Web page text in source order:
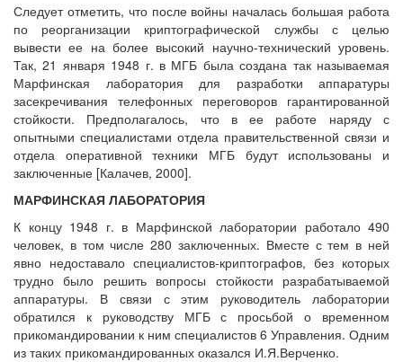
Следует отметить, что после войны началась большая работа
по реорганизации криптографической службы с целью
вывести ее на более высокий научно-технический уровень.
Так, 21 января 1948 г. в МГБ была создана так называемая
Марфинская лаборатория для разработки аппаратуры
засекречивания телефонных переговоров гарантированной
стойкости. Предполагалось, что в ее работе наряду с
опытными специалистами отдела правительственной связи и
отдела оперативной техники МГБ будут использованы и
заключенные [Калачев, 2000].
МАРФИНСКАЯ ЛАБОРАТОРИЯ
К концу 1948 г. в Марфинской лаборатории работало 490
человек, в том числе 280 заключенных. Вместе с тем в ней
явно недоставало специалистов-криптографов, без которых
трудно было решить вопросы стойкости разрабатываемой
аппаратуры. В связи с этим руководитель лаборатории
обратился к руководству МГБ с просьбой о временном
прикомандировании к ним специалистов 6 Управления. Одним
из таких прикомандированных оказался И.Я.Верченко.